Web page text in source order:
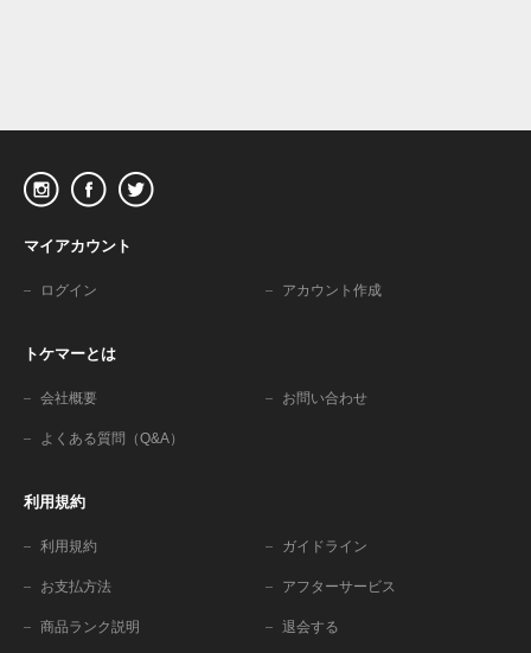
マイアカウント
ログイン アカウント作成
トケマーとは
会社概要 お問い合わせ
よくある質問（Q&A）
利用規約
利用規約 ガイドライン
お支払方法 アフターサービス
商品ランク説明 退会する